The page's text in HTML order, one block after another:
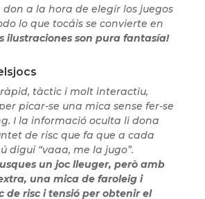
don a la hora de elegír los juegos
lo que tocáis se convierte en
ilustraciones son pura fantasía!
ràpid, tàctic i molt interactiu,
picar-se una mica sense fer-se
I la informació oculta li dona
de risc que fa que a cada
digui “vaaa, me la jugo”.
un joc lleuger, però amb
una mica de faroleig i
de risc i tensió per obtenir el